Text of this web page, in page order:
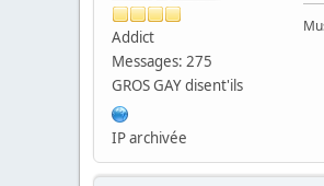
Addict
Messages: 275
GROS GAY disent'ils
IP archivée